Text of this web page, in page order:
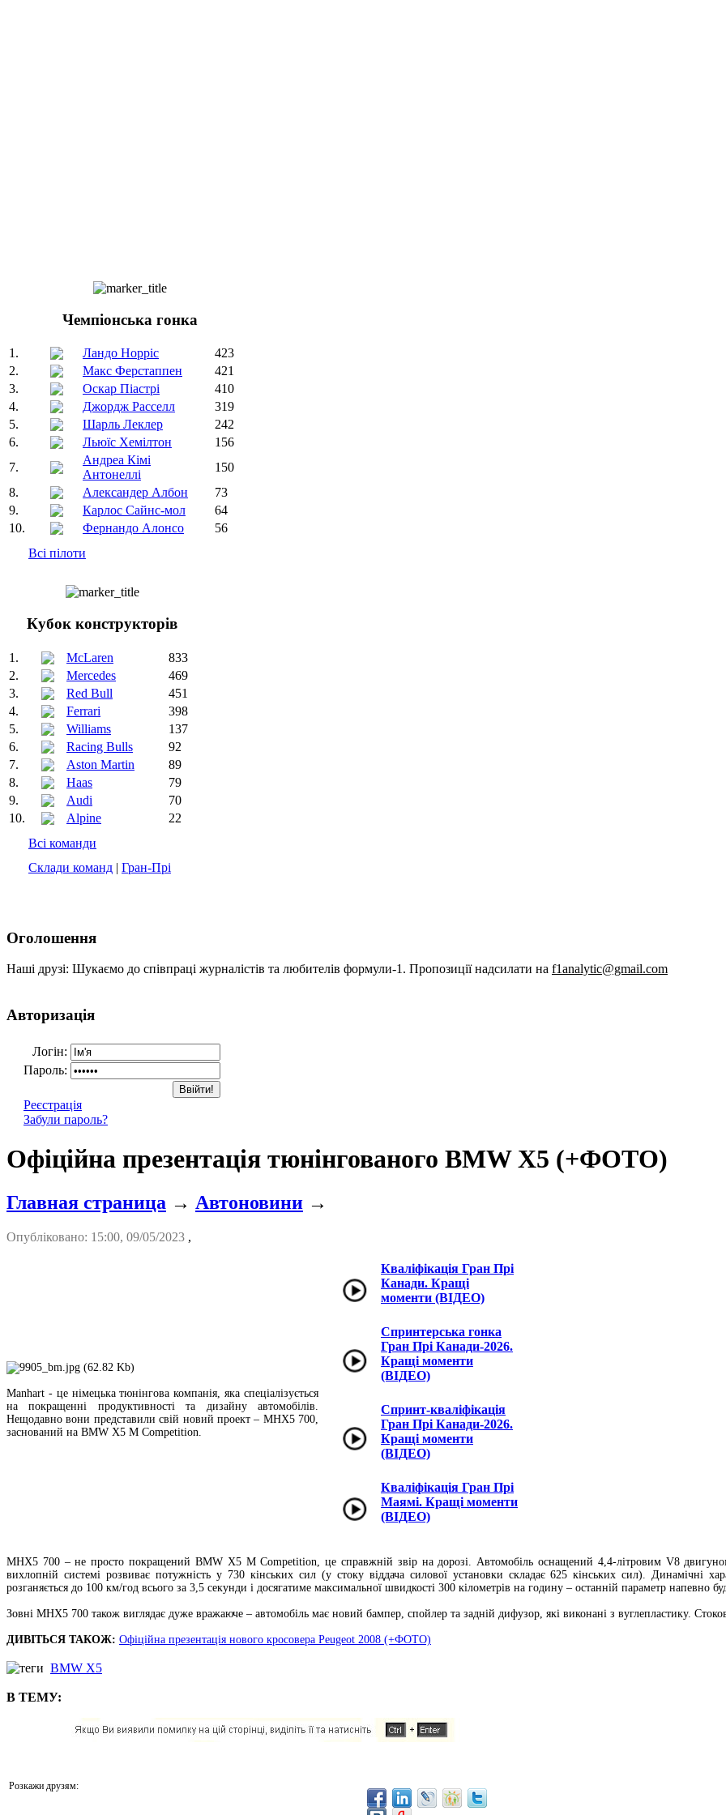
Чемпіонська гонка
1. Ландо Норріс
423
2.
Макс Ферстаппен
421
3.
Оскар Піастрі
410
4.
Джордж Расселл
319
5.
Шарль Леклер
242
6.
Льюїс Хемілтон
156
7.
Андреа Кімі
Антонеллі
150
8.
Александер Албон
73
9.
Карлос Сайнс-мол
64
10.
Фернандо Алонсо
56
Всі пілоти
Кубок конструкторів
1. McLaren
833
2.
Mercedes
469
3.
Red Bull
451
4.
Ferrari
398
5.
Williams
137
6.
Racing Bulls
92
7.
Aston Martin
89
8.
Haas
79
9.
Audi
70
10.
Alpine
22
Всі команди
Склади команд | Гран-Прі
Оголошення
Наші друзі: Шукаємо до співпраці журналістів та любителів формули-1. Пропозиції надсилати на f1analytic@gmail.com
Авторизація
Логін:
Пароль:
Реєстрація
Забули пароль?
Офіційна презентація тюнінгованого BMW X5 (+ФОТО)
Главная страница → Автоновини →
Опубліковано: 15:00, 09/05/2023 ,
Manhart - це німецька тюнінгова компанія, яка спеціалізується
на покращенні продуктивності та дизайну автомобілів.
Нещодавно вони представили свій новий проект – MHX5 700,
заснований на BMW X5 M Competition.
Кваліфікація Гран Прі
Канади. Кращі
моменти (ВІДЕО)
Спринтерська гонка
Гран Прі Канади-2026.
Кращі моменти
(ВІДЕО)
Спринт-кваліфікація
Гран Прі Канади-2026.
Кращі моменти
(ВІДЕО)
Кваліфікація Гран Прі
Маямі. Кращі моменти
(ВІДЕО)
MHX5 700 – не просто покращений BMW X5 M Competition, це справжній звір на дорозі. Автомобіль оснащений 4,4-літровим V8
вихлопній системі розвиває потужність у 730 кінських сил (у стоку віддача силової установки складає 625 кінських сил). Динамічні
розганяється до 100 км/год всього за 3,5 секунди і досягатиме максимальної швидкості 300 кілометрів на годину – останній параметр напевно
Зовні MHX5 700 також виглядає дуже вражаюче – автомобіль має новий бампер, спойлер та задній дифузор, які виконані з вуглепластику.
ДИВІТЬСЯ ТАКОЖ: Офіційна презентація нового кросовера Peugeot 2008 (+ФОТО)
BMW X5
В ТЕМУ:
Розкажи друзям: